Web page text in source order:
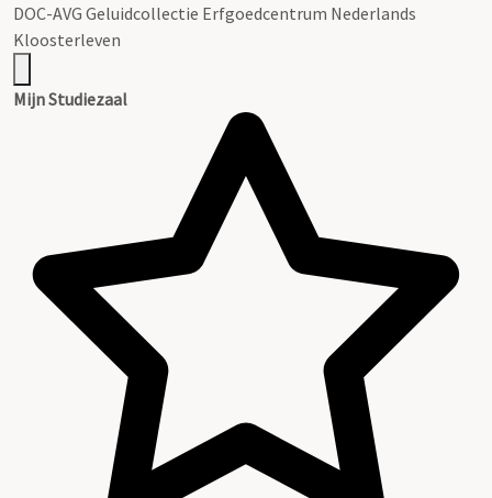
DOC-AVG Geluidcollectie Erfgoedcentrum Nederlands
Kloosterleven
Mijn Studiezaal